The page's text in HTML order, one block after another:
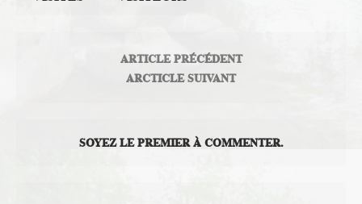
ARTICLE PRÉCÉDENT
ARCTICLE SUIVANT
SOYEZ LE PREMIER À COMMENTER.